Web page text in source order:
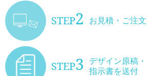
STEP2 お見積・ご注文
STEP3
デザイン原稿・
指示書を送付